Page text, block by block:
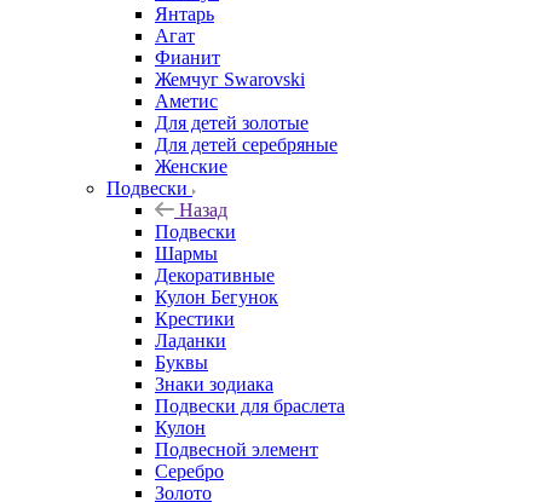
Янтарь
Агат
Фианит
Жемчуг Swarovski
Аметис
Для детей золотые
Для детей серебряные
Женские
Подвески
Назад
Подвески
Шармы
Декоративные
Кулон Бегунок
Крестики
Ладанки
Буквы
Знаки зодиака
Подвески для браслета
Кулон
Подвесной элемент
Серебро
Золото